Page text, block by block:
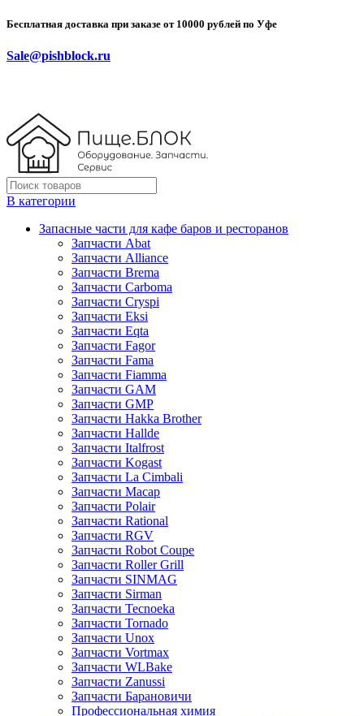
Бесплатная доставка при заказе от 10000 рублей по Уфе
Sale@pishblock.ru
В категории
Запасные части для кафе баров и ресторанов
Запчасти Abat
Запчасти Alliance
Запчасти Brema
Запчасти Carboma
Запчасти Cryspi
Запчасти Eksi
Запчасти Eqta
Запчасти Fagor
Запчасти Fama
Запчасти Fiamma
Запчасти GAM
Запчасти GMP
Запчасти Hakka Brother
Запчасти Hallde
Запчасти Italfrost
Запчасти Kogast
Запчасти La Cimbali
Запчасти Macap
Запчасти Polair
Запчасти Rational
Запчасти RGV
Запчасти Robot Coupe
Запчасти Roller Grill
Запчасти SINMAG
Запчасти Sirman
Запчасти Tecnoeka
Запчасти Tornado
Запчасти Unox
Запчасти Vortmax
Запчасти WLBake
Запчасти Zanussi
Запчасти Барановичи
Профессиональная химия